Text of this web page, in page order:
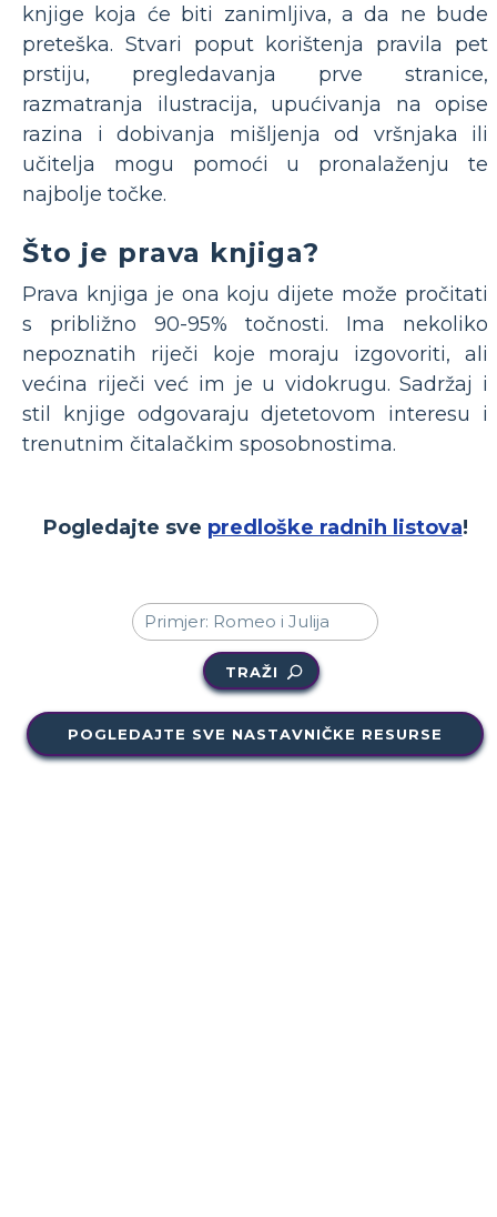
knjige koja će biti zanimljiva, a da ne bude
preteška. Stvari poput korištenja pravila pet
prstiju, pregledavanja prve stranice,
razmatranja ilustracija, upućivanja na opise
razina i dobivanja mišljenja od vršnjaka ili
učitelja mogu pomoći u pronalaženju te
najbolje točke.
Što je prava knjiga?
Prava knjiga je ona koju dijete može pročitati
s približno 90-95% točnosti. Ima nekoliko
nepoznatih riječi koje moraju izgovoriti, ali
većina riječi već im je u vidokrugu. Sadržaj i
stil knjige odgovaraju djetetovom interesu i
trenutnim čitalačkim sposobnostima.
Pogledajte sve predloške radnih listova!
TRAŽI
POGLEDAJTE SVE NASTAVNIČKE RESURSE